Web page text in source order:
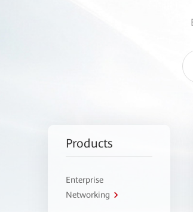
Products
Enterprise
Networking